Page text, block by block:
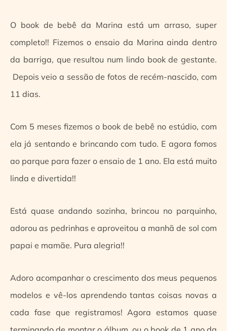
O book de bebê da Marina está um arraso, super
completo!! Fizemos o ensaio da Marina ainda dentro
da barriga, que resultou num lindo book de gestante.
Depois veio a sessão de fotos de recém-nascido, com
11 dias.
Com 5 meses fizemos o book de bebê no estúdio, com
ela já sentando e brincando com tudo. E agora fomos
ao parque para fazer o ensaio de 1 ano. Ela está muito
linda e divertida!!
Está quase andando sozinha, brincou no parquinho,
adorou as pedrinhas e aproveitou a manhã de sol com
papai e mamãe. Pura alegria!!
Adoro acompanhar o crescimento dos meus pequenos
modelos e vê-los aprendendo tantas coisas novas a
cada fase que registramos! Agora estamos quase